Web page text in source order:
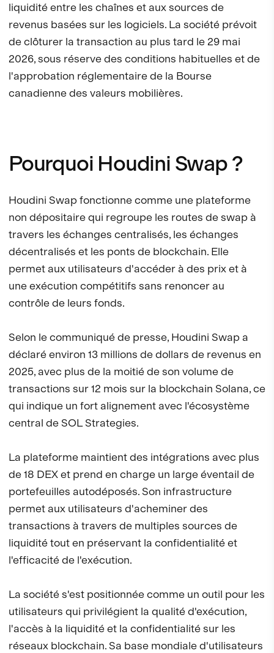
liquidité entre les chaînes et aux sources de
revenus basées sur les logiciels. La société prévoit
de clôturer la transaction au plus tard le 29 mai
2026, sous réserve des conditions habituelles et de
l'approbation réglementaire de la Bourse
canadienne des valeurs mobilières.
Pourquoi Houdini Swap ?
Houdini Swap fonctionne comme une plateforme
non dépositaire qui regroupe les routes de swap à
travers les échanges centralisés, les échanges
décentralisés et les ponts de blockchain. Elle
permet aux utilisateurs d'accéder à des prix et à
une exécution compétitifs sans renoncer au
contrôle de leurs fonds.
Selon le communiqué de presse, Houdini Swap a
déclaré environ 13 millions de dollars de revenus en
2025, avec plus de la moitié de son volume de
transactions sur 12 mois sur la blockchain Solana, ce
qui indique un fort alignement avec l'écosystème
central de SOL Strategies.
La plateforme maintient des intégrations avec plus
de 18 DEX et prend en charge un large éventail de
portefeuilles autodéposés. Son infrastructure
permet aux utilisateurs d'acheminer des
transactions à travers de multiples sources de
liquidité tout en préservant la confidentialité et
l'efficacité de l'exécution.
La société s'est positionnée comme un outil pour les
utilisateurs qui privilégient la qualité d'exécution,
l'accès à la liquidité et la confidentialité sur les
réseaux blockchain. Sa base mondiale d'utilisateurs